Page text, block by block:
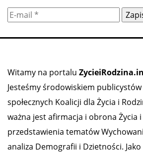
Witamy na portalu
Jesteśmy środowiskiem publicystów
społecznych Koalicji dla Życia i
ważna jest afirmacja i obrona Życia i
przedstawienia tematów
analiza Demografii i Dzietności.